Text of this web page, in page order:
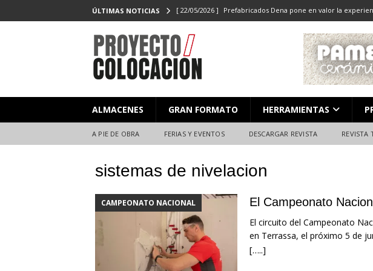
ÚLTIMAS NOTICIAS [ 22/05/2026 ] Prefabricados Dena pone en valor la
[ 27/02/2026 ] PROYECTO/COLOCACIÓN 13: CORTE DE
[ 23/06/2025 ] PROYECTO/COLOCACIÓN 8: JUNTAS
Y EVENTOS
[ 08/07/2026 ] Nuevas citas para el profesional de la
ALMACENES GRAN FORMATO HERRAMIENTAS
A PIE DE OBRA FERIAS Y EVENTOS DESCARGAR REVISTA REVISTA
sistemas de nivelacion
CAMPEONATO NACIONAL El Campeonato
El circuito del Campeonato
en Terrassa, el próximo 5 de
[…..]